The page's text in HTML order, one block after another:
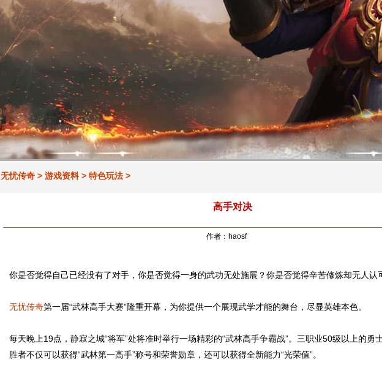
无忧传奇 > 游戏资料> 特色玩法 >
高手对决
作者：haosf
你是否觉得自己已经没有了对手，你是否觉得一身的武功无处施展？你是否觉得辛苦修炼却无人认
无忧传奇第一届“武林高手大赛”隆重开幕，为你提供一个展现武学才能的舞台，尽显英雄本色。
每天晚上19点，静寂之城“将军”处将准时举行一场精彩的“武林高手争霸战”。三职业50级以上的勇
胜者不仅可以获得“武林第一高手”称号和荣誉勋章，还可以获得全新能力“光荣值”。